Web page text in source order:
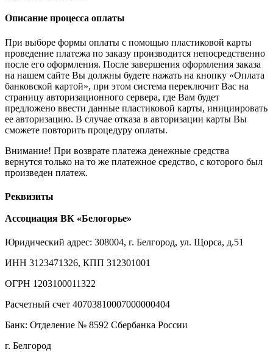
Описание процессa оплаты
При выборе формы оплаты с помощью пластиковой карты
проведение платежа по заказу производится непосредственно
после его оформления. После завершения оформления заказа
на нашем сайте Вы должны будете нажать на кнопку «Оплата
банковской картой», при этом система переключит Вас на
страницу авторизационного сервера, где Вам будет
предложено ввести данные пластиковой карты, инициировать
ее авторизацию. В случае отказа в авторизации карты Вы
сможете повторить процедуру оплаты.
Внимание! При возврате платежа денежные средства
вернутся только на то же платежное средство, с которого был
произведен платеж.
Реквизиты
Ассоциация ВК «Белогорье»
Юридический адрес: 308004, г. Белгород, ул. Щорса, д.51
ИНН 3123471326, КПП 312301001
ОГРН 1203100011322
Расчетный счет 40703810007000000404
Банк: Отделение № 8592 Сбербанка России
г. Белгород